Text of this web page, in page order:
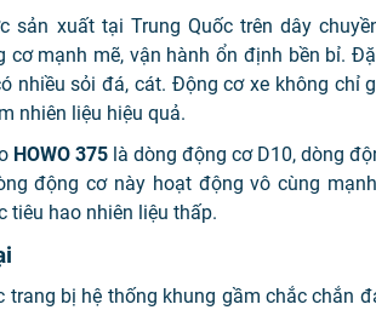
sản xuất tại Trung Quốc trên dây
cơ mạnh mẽ, vận hành ổn định bền bỉ.
nhiều sỏi đá, cát. Động cơ xe không chỉ
nhiên liệu hiệu quả.
HOWO 375 là dòng động cơ D10, dòng
động cơ này hoạt động vô cùng
tiêu hao nhiên liệu thấp.
bị hệ thống khung gầm chắc chắn